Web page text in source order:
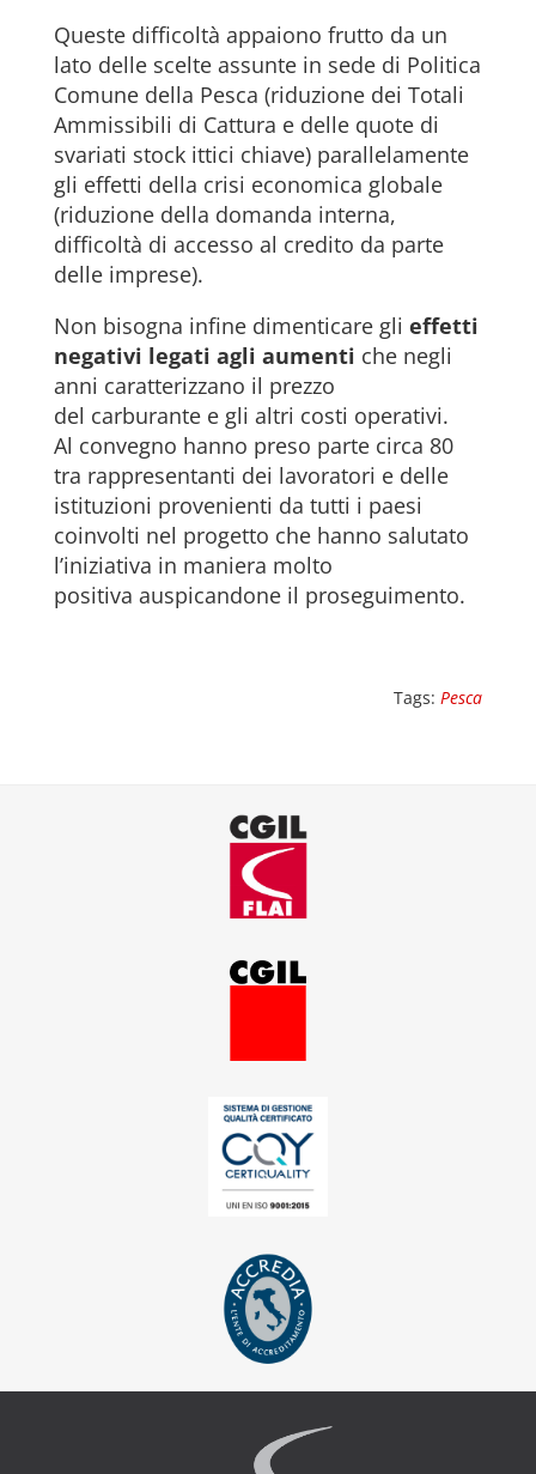
Queste difficoltà appaiono frutto da un
lato delle scelte assunte in sede di Politica
Comune della Pesca (riduzione dei Totali
Ammissibili di Cattura e delle quote di
svariati stock ittici chiave) parallelamente
gli effetti della crisi economica globale
(riduzione della domanda interna,
difficoltà di accesso al credito da parte
delle imprese).
Non bisogna infine dimenticare gli effetti
negativi legati agli aumenti che negli
anni caratterizzano il prezzo
del carburante e gli altri costi operativi.
Al convegno hanno preso parte circa 80
tra rappresentanti dei lavoratori e delle
istituzioni provenienti da tutti i paesi
coinvolti nel progetto che hanno salutato
l’iniziativa in maniera molto
positiva auspicandone il proseguimento.
Tags:Pesca